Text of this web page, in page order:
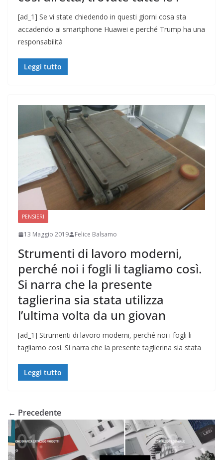
[ad_1] Se vi state chiedendo in questi giorni cosa sta
accadendo ai smartphone Huawei e perché Trump ha una
responsabilità
Leggi tutto
PENSIERI
13 Maggio 2019 Felice Balsamo
Strumenti di lavoro moderni,
perché noi i fogli li tagliamo così.
Si narra che la presente
taglierina sia stata utilizza
l’ultima volta da un giovan
[ad_1] Strumenti di lavoro moderni, perché noi i fogli li
tagliamo così. Si narra che la presente taglierina sia stata
Leggi tutto
← Precedente